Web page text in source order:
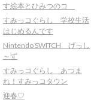
す絵本とひみつのコ
すみっコぐらし 学校生活
はじめるんです
Nintendo SWITCH げっし
～ず
すみっコぐらし あつま
れ！すみっコタウン
迎春♡